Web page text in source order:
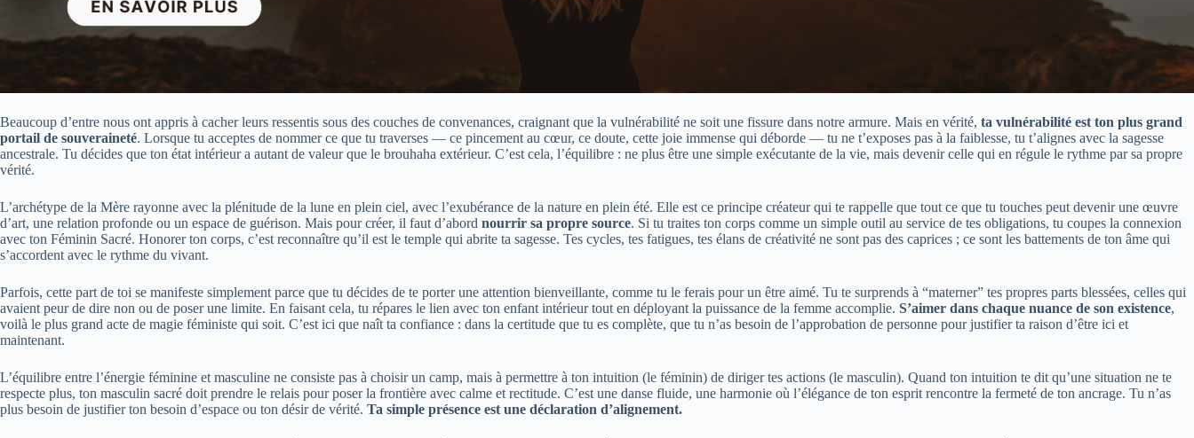
Beaucoup d’entre nous ont appris à cacher leurs ressentis sous des couches de convenances, craignant que la vulnérabilité ne soit une fissure dans notre armure. Mais en vérité, ta vulnérabilité est ton plus grand
portail de souveraineté. Lorsque tu acceptes de nommer ce que tu traverses — ce pincement au cœur, ce doute, cette joie immense qui déborde — tu ne t’exposes pas à la faiblesse, tu t’alignes avec la sagesse
ancestrale. Tu décides que ton état intérieur a autant de valeur que le brouhaha extérieur. C’est cela, l’équilibre : ne plus être une simple exécutante de la vie, mais devenir celle qui en régule le rythme par sa propre
vérité.
L’archétype de la Mère rayonne avec la plénitude de la lune en plein ciel, avec l’exubérance de la nature en plein été. Elle est ce principe créateur qui te rappelle que tout ce que tu touches peut devenir une œuvre
d’art, une relation profonde ou un espace de guérison. Mais pour créer, il faut d’abord nourrir sa propre source. Si tu traites ton corps comme un simple outil au service de tes obligations, tu coupes la connexion
avec ton Féminin Sacré. Honorer ton corps, c’est reconnaître qu’il est le temple qui abrite ta sagesse. Tes cycles, tes fatigues, tes élans de créativité ne sont pas des caprices ; ce sont les battements de ton âme qui
s’accordent avec le rythme du vivant.
Parfois, cette part de toi se manifeste simplement parce que tu décides de te porter une attention bienveillante, comme tu le ferais pour un être aimé. Tu te surprends à “materner” tes propres parts blessées, celles qui
avaient peur de dire non ou de poser une limite. En faisant cela, tu répares le lien avec ton enfant intérieur tout en déployant la puissance de la femme accomplie. S’aimer dans chaque nuance de son existence,
voilà le plus grand acte de magie féministe qui soit. C’est ici que naît ta confiance : dans la certitude que tu es complète, que tu n’as besoin de l’approbation de personne pour justifier ta raison d’être ici et
maintenant.
L’équilibre entre l’énergie féminine et masculine ne consiste pas à choisir un camp, mais à permettre à ton intuition (le féminin) de diriger tes actions (le masculin). Quand ton intuition te dit qu’une situation ne te
respecte plus, ton masculin sacré doit prendre le relais pour poser la frontière avec calme et rectitude. C’est une danse fluide, une harmonie où l’élégance de ton esprit rencontre la fermeté de ton ancrage. Tu n’as
plus besoin de justifier ton besoin d’espace ou ton désir de vérité. Ta simple présence est une déclaration d’alignement.